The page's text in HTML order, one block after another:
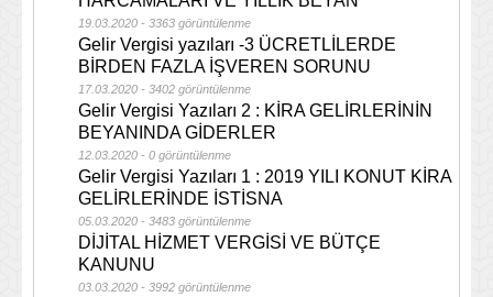
19.03.2020 - 3363 görüntülenme
Gelir Vergisi yazıları -3 ÜCRETLİLERDE
BİRDEN FAZLA İŞVEREN SORUNU
17.03.2020 - 3402 görüntülenme
Gelir Vergisi Yazıları 2 : KİRA GELİRLERİNİN
BEYANINDA GİDERLER
12.03.2020 - 0 görüntülenme
Gelir Vergisi Yazıları 1 : 2019 YILI KONUT KİRA
GELİRLERİNDE İSTİSNA
05.03.2020 - 3483 görüntülenme
DİJİTAL HİZMET VERGİSİ VE BÜTÇE
KANUNU
03.03.2020 - 3992 görüntülenme